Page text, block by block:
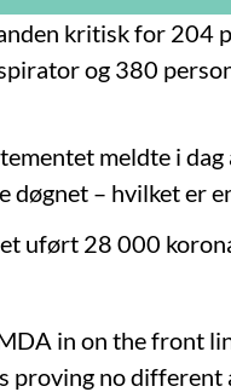
kritisk for 204
og 380
meldte i
– hvilket er
uført 28 000
in on the front
proving no different